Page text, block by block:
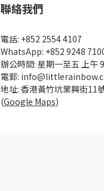
聯絡我們
電話: +852 2554 4107
WhatsApp: +852 9248
辦公時間: 星期一至五 上午
電郵:
地址: 香港黃竹坑業興街11
(Google Maps)